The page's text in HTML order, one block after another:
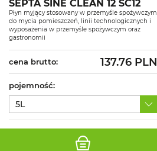
SEPTA SINE CLEAN 12 SC12
Płyn myjący stosowany w przemyśle spożywczym
do mycia pomieszczeń, linii technologicznych i
wyposażenia w przemyśle spożywczym oraz
gastronomii
cena brutto: 137.76 PLN
pojemność:
5L